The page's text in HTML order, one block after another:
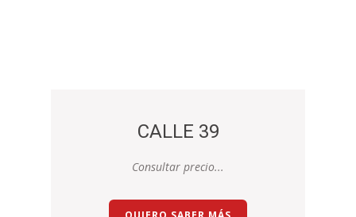
CALLE 39
Consultar precio...